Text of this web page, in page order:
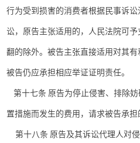
行为受到损害的消费者根据民事诉
讼，原告主张适用的，人民法院可
翻的除外。被告主张直接适用对其有
被告仍应承担相应举证证明责任。
第十七条 原告为停止侵害、排除
置措施而发生的费用，请求被告承担
第十八条 原告及其诉讼代理人对